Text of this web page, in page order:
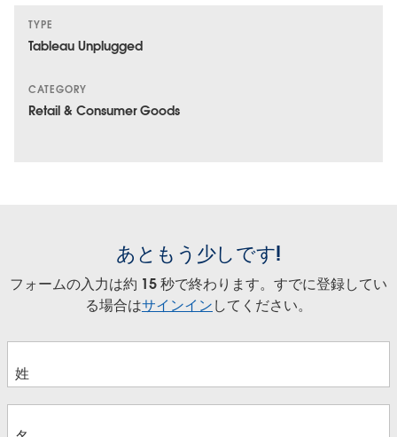
TYPE
Tableau Unplugged
CATEGORY
Retail & Consumer Goods
あともう少しです!
フォームの入力は約 15 秒で終わります。すでに登録してい
る場合はサインインしてください。